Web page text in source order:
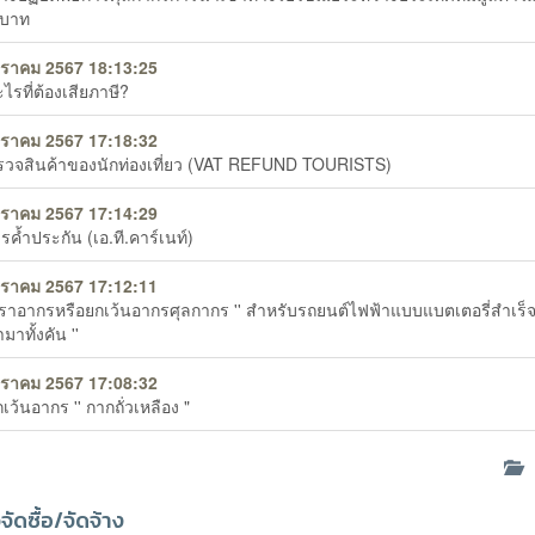
าท
าคม 2567 18:13:25
รที่ต้องเสียภาษี?
าคม 2567 17:18:32
จสินค้าของนักท่องเที่ยว (VAT REFUND TOURISTS)
าคม 2567 17:14:29
ค้ำประกัน (เอ.ที.คาร์เนท์)
าคม 2567 17:12:11
อากรหรือยกเว้นอากรศุลกากร '' สำหรับรถยนต์ไฟฟ้าแบบแบตเตอรี่สำเร็
มาทั้งคัน ''
าคม 2567 17:08:32
ว้นอากร '' กากถั่วเหลือง "
ดซื้อ/จัดจ้าง